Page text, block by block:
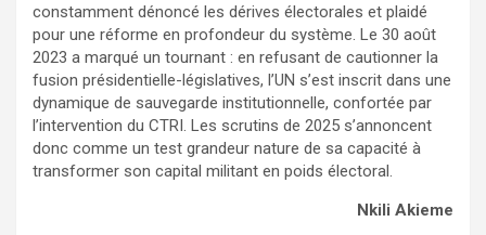
constamment dénoncé les dérives électorales et plaidé
pour une réforme en profondeur du système. Le 30 août
2023 a marqué un tournant : en refusant de cautionner la
fusion présidentielle-législatives, l’UN s’est inscrit dans une
dynamique de sauvegarde institutionnelle, confortée par
l’intervention du CTRI. Les scrutins de 2025 s’annoncent
donc comme un test grandeur nature de sa capacité à
transformer son capital militant en poids électoral.
Nkili Akieme